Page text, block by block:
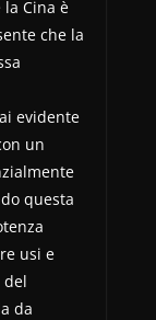
Cina è
che la
evidente
un
questa
usi e
del
da